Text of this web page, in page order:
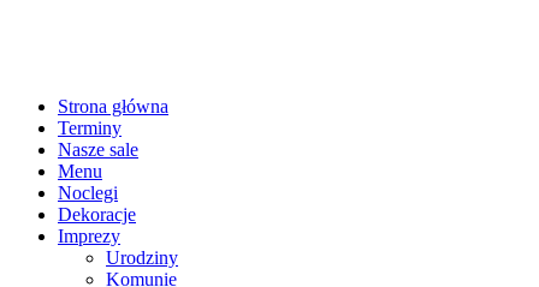
Strona główna
Terminy
Nasze sale
Menu
Noclegi
Dekoracje
Imprezy
Urodziny
Komunie